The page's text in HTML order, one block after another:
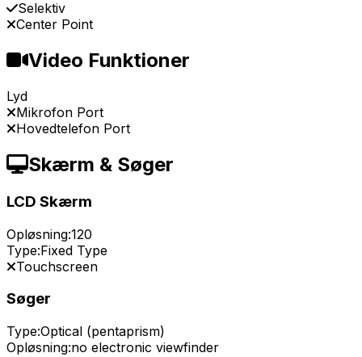
Selektiv
Center Point
Video Funktioner
Lyd
Mikrofon Port
Hovedtelefon Port
Skærm & Søger
LCD Skærm
Opløsning:120
Type:Fixed Type
Touchscreen
Søger
Type:Optical (pentaprism)
Opløsning:no electronic viewfinder